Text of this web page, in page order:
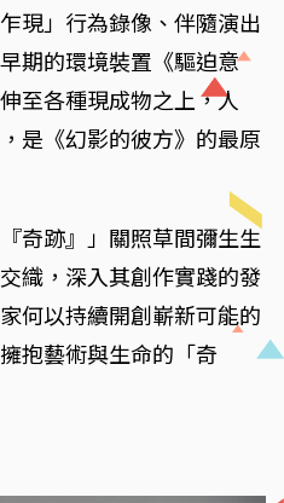
現」行為錄像、伴隨演出
期的環境裝置《驅迫意
至各種現成物之上，人
是《幻影的彼方》的最原
奇跡』」關照草間彌生生
織，深入其創作實踐的發
何以持續開創嶄新可能的
抱藝術與生命的「奇